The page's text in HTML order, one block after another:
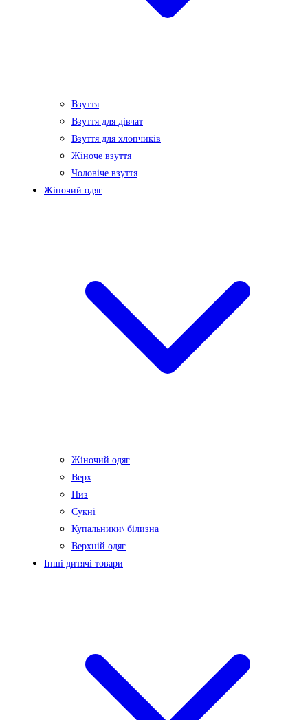
Взуття
Взуття для дівчат
Взуття для хлопчиків
Жіноче взуття
Чоловіче взуття
Жіночий одяг
Жіночий одяг
Верх
Низ
Сукні
Купальники\ білизна
Верхній одяг
Інші дитячі товари